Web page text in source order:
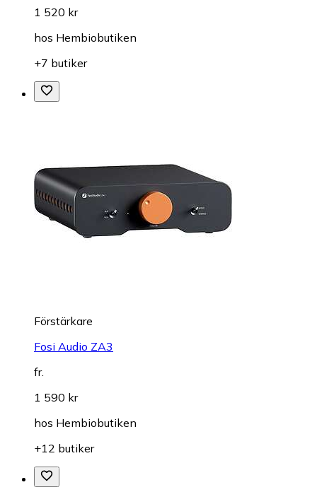
1 520 kr
hos Hembiobutiken
+7 butiker
Förstärkare
Fosi Audio ZA3
fr.
1 590 kr
hos Hembiobutiken
+12 butiker